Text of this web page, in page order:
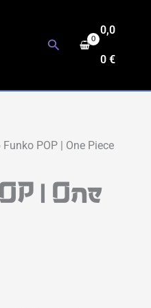
Buscar
0,0
0€
POP | One Piece
| One